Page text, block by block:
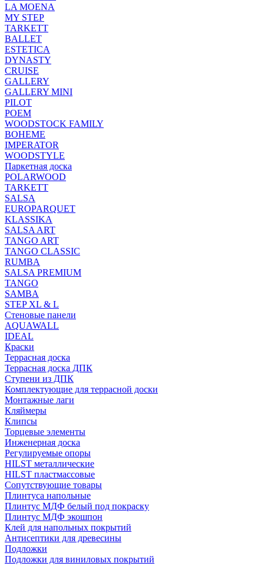
LA MOENA
MY STEP
TARKETT
BALLET
ESTETICA
DYNASTY
CRUISE
GALLERY
GALLERY MINI
PILOT
POEM
WOODSTOCK FAMILY
BOHEME
IMPERATOR
WOODSTYLE
Паркетная доска
POLARWOOD
TARKETT
SALSA
EUROPARQUET
KLASSIKA
SALSA ART
TANGO ART
TANGO CLASSIC
RUMBA
SALSA PREMIUM
TANGO
SAMBA
STEP XL & L
Стеновые панели
AQUAWALL
IDEAL
Краски
Террасная доска
Террасная доска ДПК
Ступени из ДПК
Комплектующие для террасной доски
Монтажные лаги
Кляймеры
Клипсы
Торцевые элементы
Инженерная доска
Регулируемые опоры
HILST металлические
HILST пластмассовые
Сопутствующие товары
Плинтуса напольные
Плинтус МДФ белый под покраску
Плинтус МДФ экошпон
Клей для напольных покрытий
Антисептики для древесины
Подложки
Подложки для виниловых покрытий